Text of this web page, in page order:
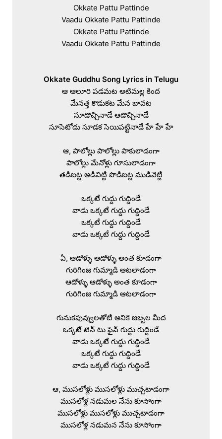
Okkate Pattu Pattinde
Vaadu Okkate Pattu Pattinde
Okkate Pattu Pattinde
Vaadu Okkate Pattu Pattinde
Okkate Guddhu Song Lyrics in Telugu
ఆ ఆలూరి పడమట అటిమల్ల కింద
మేనత్త కొడుకట మేన బావట
సూడొచ్చినాడే ఆడొచ్చినాడే
సూసెటోడు సూడక సెయిపట్టినాడే హే హే హే
ఆ, పాలోల్లు పాలోల్లు పాకులాడంగా
పాలోల్లు మేనోళ్లు గూసులాడంగా
తడిబట్ట అడివిట్టి పొడిబట్ట ముడివెట్టి
ఒక్కటే గుద్దు గుద్దిండే
వాడు ఒక్కటే గుద్దు గుద్దిండే
ఒక్కటే గుద్దు గుద్దిండే
వాడు ఒక్కటే గుద్దు గుద్దిండే
ఏ, ఆడోళ్ళు ఆడోళ్ళు అంత కూడంగా
గురిగింజ గుమ్మాడి ఆటలాడంగా
ఆడోళ్ళు ఆడోళ్ళు అంత కూడంగా
గురిగింజ గుమ్మాడి ఆటలాడంగా
గునుకపువ్వులతోటి అనికె జబ్బల మీద
ఒక్కటే టెన్ టు ఫైవ్ గుద్దు గుద్దిండే
వాడు ఒక్కటే గుద్దు గుద్దిండే
ఒక్కటే గుద్దు గుద్దిండే
వాడు ఒక్కటే గుద్దు గుద్దిండే
ఆ, ముసలోళ్లు ముసలోళ్లు ముచ్చటాడంగా
ముసలోళ్ల నడుమల నేను కూసోంగా
ముసలోళ్లు ముసలోళ్లు ముచ్చటాడంగా
ముసలోళ్ల నడుమన నేను కూసోంగా